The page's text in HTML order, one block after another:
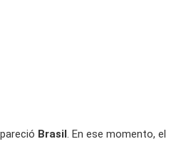
Brasil. En ese momento, el